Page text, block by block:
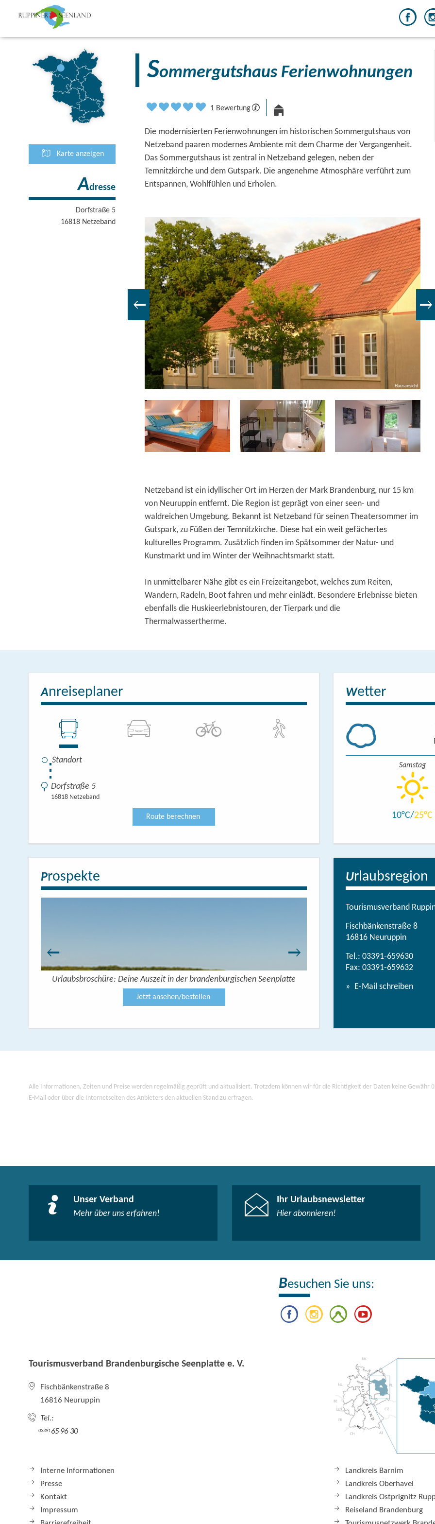
Karte anzeigen
Adresse
Dorfstraße 5
16818 Netzeband
Sommergutshaus Ferienwohnungen
1 Bewertung
Die modernisierten Ferienwohnungen im historischen Sommergutshaus von
Netzeband paaren modernes Ambiente mit dem Charme der Vergangenheit.
Das Sommergutshaus ist zentral in Netzeband gelegen, neben der
Temnitzkirche und dem Gutspark. Die angenehme Atmosphäre verführt zum
Entspannen, Wohlfühlen und Erholen.
Hausansicht
Netzeband ist ein idyllischer Ort im Herzen der Mark Brandenburg, nur 15 km
von Neuruppin entfernt. Die Region ist geprägt von einer seen- und
waldreichen Umgebung. Bekannt ist Netzeband für seinen Theatersommer im
Gutspark, zu Füßen der Temnitzkirche. Diese hat ein weit gefächertes
kulturelles Programm. Zusätzlich finden im Spätsommer der Natur- und
Kunstmarkt und im Winter der Weihnachtsmarkt statt.
In unmittelbarer Nähe gibt es ein Freizeitangebot, welches zum Reiten,
Wandern, Radeln, Boot fahren und mehr einlädt. Besondere Erlebnisse bieten
ebenfalls die Huskieerlebnistouren, der Tierpark und die
Thermalwassertherme.
Anreiseplaner
⋮
Dorfstraße 5
16818 Netzeband
Route berechnen
Wetter
Samstag
10 25
Prospekte
Urlaubsbroschüre: Deine Auszeit in der brandenburgischen Seenplatte
Jetzt ansehen/bestellen
Urlaubsregion
Tourismusverband
Fischbänkenstraße 8
16816 Neuruppin
Tel.: 03391-659630
Fax: 03391-659632
E-Mail schreiben
Alle Informationen, Zeiten und Preise werden regelmäßig geprüft und aktualisiert. Trotzdem können wir für die Richtigkeit der Daten keine Gewähr
E-Mail oder über die Internetseiten des Anbieters den aktuellen Stand zu erfragen.
Unser Verband
Mehr über uns erfahren!
Ihr Urlaubsnewsletter
Hier abonnieren!
Besuchen Sie uns:
Tourismusverband Brandenburgische Seenplatte e. V.
Fischbänkenstraße 8
16816 Neuruppin
Tel.:
0339165 96 30
Interne Informationen
Presse
Kontakt
Impressum
Landkreis Barnim
Landkreis Oberhavel
Landkreis Ostprignitz
Reiseland Brandenburg